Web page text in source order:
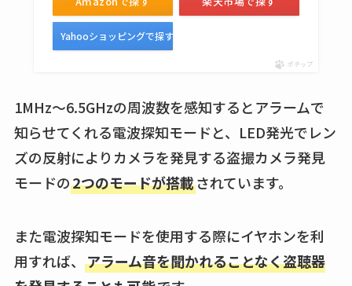
Yahooショッピングで探す
ポチップ
1MHz～6.5GHzの周波数を感知するとアラームで
知らせてくれる電波探知モードと、LED発光でレン
ズの反射によりカメラを発見する盗撮カメラ発見
モードの2つのモードが搭載されています。
また電波探知モードを使用する際にイヤホンを利
用すれば、 アラーム音を聞かれることなく盗聴器